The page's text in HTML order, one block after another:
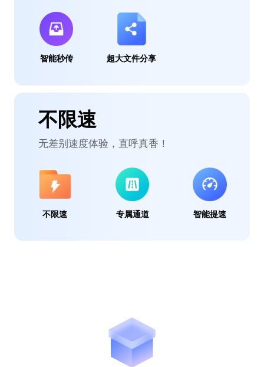
智能秒传 超大文件分享
不限速
无差别速度体验，直呼真香！
不限速 专属通道 智能提速